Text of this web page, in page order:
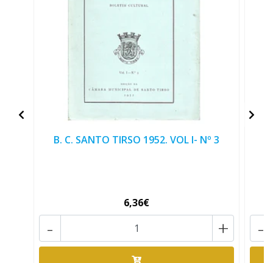
B. C. SANTO TIRSO 1952. VOL I- Nº 3
6,36€
+
- -